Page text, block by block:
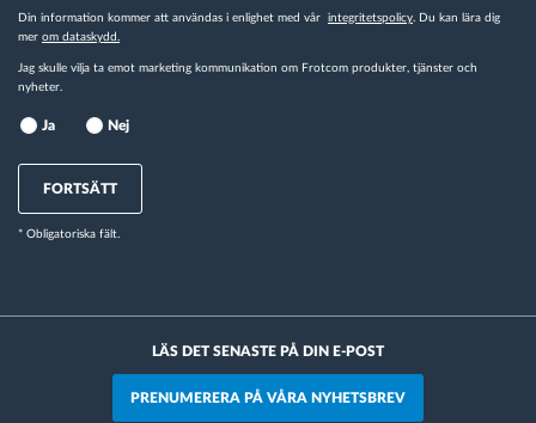
Din information kommer att användas i enlighet med vår integritetspolicy. Du kan lära dig
mer om dataskydd.
Jag skulle vilja ta emot marketing kommunikation om Frotcom produkter, tjänster och
nyheter.
Ja Nej
FORTSÄTT
* Obligatoriska fält.
LÄS DET SENASTE PÅ DIN E-POST
PRENUMERERA PÅ VÅRA NYHETSBREV